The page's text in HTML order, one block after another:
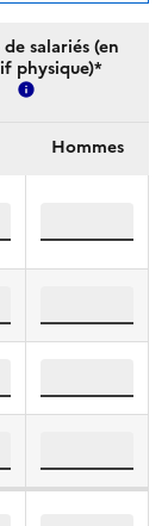
salariés (en
physique)*
Plus
Hommes